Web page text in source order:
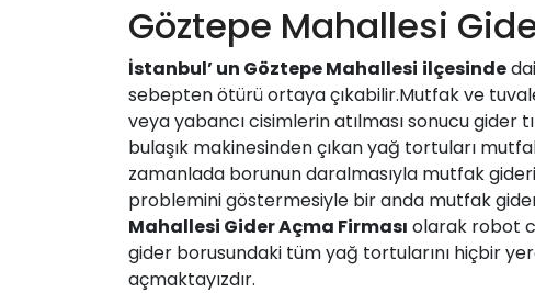
Göztepe Mahallesi
İstanbul’ un Göztepe Mahallesi ilçesinde
sebepten ötürü ortaya çıkabilir.Mutfak ve
veya yabancı cisimlerin atılması sonucu gider
bulaşık makinesinden çıkan yağ tortuları
zamanlada borunun daralmasıyla mutfak
problemini göstermesiyle bir anda mutfak
Mahallesi Gider Açma Firması olarak robot
gider borusundaki tüm yağ tortularını hiçbir
açmaktayızdır.